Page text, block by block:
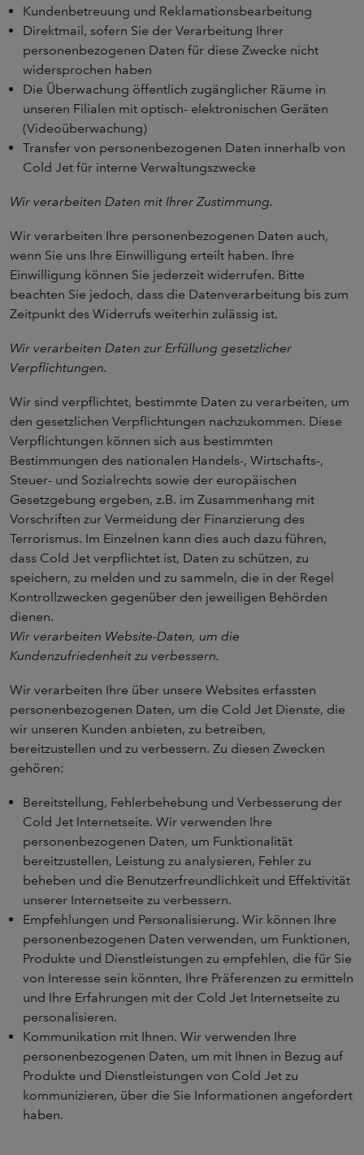
Kundenbetreuung und Reklamationsbearbeitung
Direktmail, sofern Sie der Verarbeitung Ihrer
personenbezogenen Daten für diese Zwecke nicht
widersprochen haben
Die Überwachung öffentlich zugänglicher Räume in
unseren Filialen mit optisch- elektronischen Geräten
(Videoüberwachung)
Transfer von personenbezogenen Daten innerhalb von
Cold Jet für interne Verwaltungszwecke
Wir verarbeiten Daten mit Ihrer Zustimmung.
Wir verarbeiten Ihre personenbezogenen Daten auch,
wenn Sie uns Ihre Einwilligung erteilt haben. Ihre
Einwilligung können Sie jederzeit widerrufen. Bitte
beachten Sie jedoch, dass die Datenverarbeitung bis zum
Zeitpunkt des Widerrufs weiterhin zulässig ist.
Wir verarbeiten Daten zur Erfüllung gesetzlicher
Verpflichtungen.
Wir sind verpflichtet, bestimmte Daten zu verarbeiten, um
den gesetzlichen Verpflichtungen nachzukommen. Diese
Verpflichtungen können sich aus bestimmten
Bestimmungen des nationalen Handels-, Wirtschafts-,
Steuer- und Sozialrechts sowie der europäischen
Gesetzgebung ergeben, z.B. im Zusammenhang mit
Vorschriften zur Vermeidung der Finanzierung des
Terrorismus. Im Einzelnen kann dies auch dazu führen,
dass Cold Jet verpflichtet ist, Daten zu schützen, zu
speichern, zu melden und zu sammeln, die in der Regel
Kontrollzwecken gegenüber den jeweiligen Behörden
dienen.
Wir verarbeiten Website-Daten, um die
Kundenzufriedenheit zu verbessern.
Wir verarbeiten Ihre über unsere Websites erfassten
personenbezogenen Daten, um die Cold Jet Dienste, die
wir unseren Kunden anbieten, zu betreiben,
bereitzustellen und zu verbessern. Zu diesen Zwecken
gehören:
Bereitstellung, Fehlerbehebung und Verbesserung der
Cold Jet Internetseite. Wir verwenden Ihre
personenbezogenen Daten, um Funktionalität
bereitzustellen, Leistung zu analysieren, Fehler zu
beheben und die Benutzerfreundlichkeit und Effektivität
unserer Internetseite zu verbessern.
Empfehlungen und Personalisierung. Wir können Ihre
personenbezogenen Daten verwenden, um Funktionen,
Produkte und Dienstleistungen zu empfehlen, die für Sie
von Interesse sein könnten, Ihre Präferenzen zu ermitteln
und Ihre Erfahrungen mit der Cold Jet Internetseite zu
personalisieren.
Kommunikation mit Ihnen. Wir verwenden Ihre
personenbezogenen Daten, um mit Ihnen in Bezug auf
Produkte und Dienstleistungen von Cold Jet zu
kommunizieren, über die Sie Informationen angefordert
haben.